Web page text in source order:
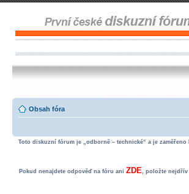
Obsah fóra
Toto diskuzní fórum je „odborně – technické“ a je
Pokud nenajdete odpověď na fóru ani ZDE, položte nejdřív